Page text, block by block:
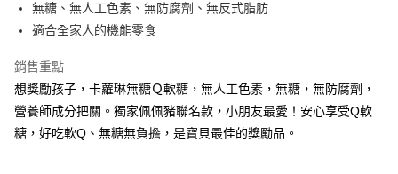
運送方式
全家取貨付款
每筆NT$120
7-11取貨付款
每筆NT$60，滿NT$1,500(含以上)免運費
無糖、無人工色素、無防腐劑、無反式脂肪
適合全家人的機能零食
銷售重點
想獎勵孩子，卡蘿琳無糖Ｑ軟糖，無人工色素，無糖，無防腐劑，
營養師成分把關。獨家佩佩豬聯名款，小朋友最愛！安心享受Q軟
糖，好吃軟Q、無糖無負擔，是寶貝最佳的獎勵品。